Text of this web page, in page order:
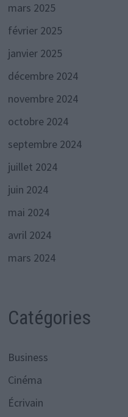
mars 2025
février 2025
janvier 2025
décembre 2024
novembre 2024
octobre 2024
septembre 2024
juillet 2024
juin 2024
mai 2024
avril 2024
mars 2024
Catégories
Business
Cinéma
Écrivain